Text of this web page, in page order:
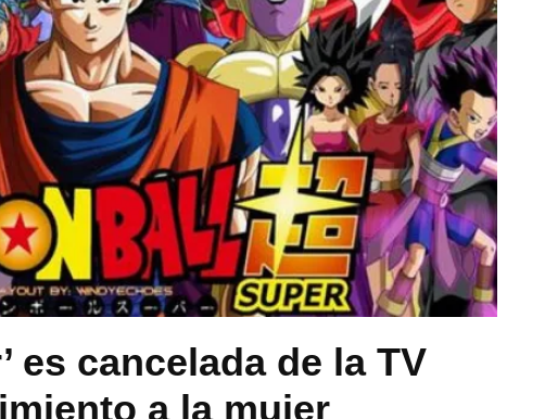
es cancelada de la TV
a la mujer